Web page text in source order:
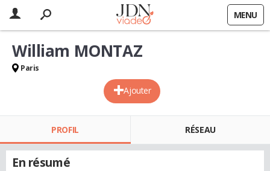
MENU
Ajouter
William MONTAZ
Paris
PROFIL RÉSEAU
En résumé